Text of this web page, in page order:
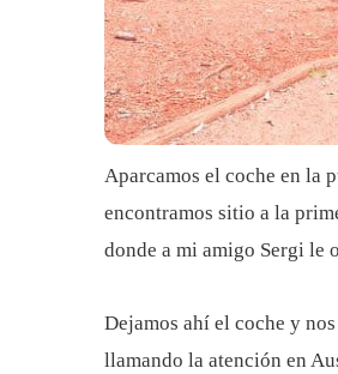
Aparcamos el coche en la
encontramos sitio a la
donde a mi amigo Sergi le
Dejamos ahí el coche y
llamando la atención en